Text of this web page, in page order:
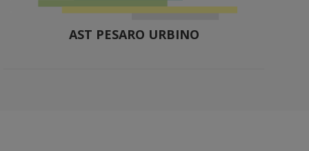
AST PESARO URBINO